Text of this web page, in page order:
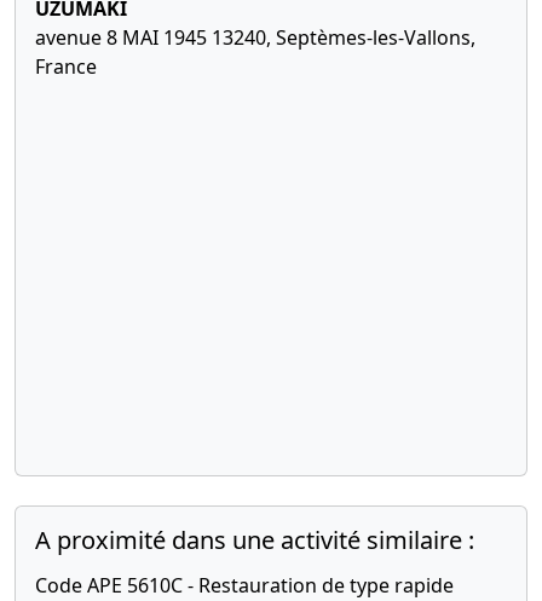
UZUMAKI
avenue 8 MAI 1945 13240, Septèmes-les-Vallons,
France
A proximité dans une activité similaire :
Code APE 5610C - Restauration de type rapide